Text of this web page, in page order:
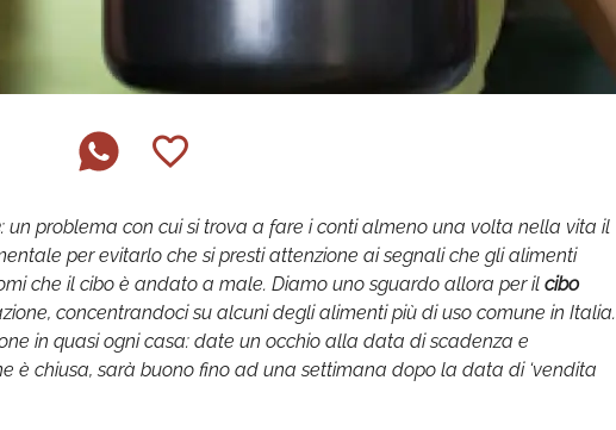
: un problema con cui si trova a fare i conti almeno una volta nella vita il
per evitarlo che si presti attenzione ai segnali che gli alimenti
che il cibo è andato a male. Diamo uno sguardo allora per il cibo
concentrandoci su alcuni degli alimenti più di uso comune in Italia.
in quasi ogni casa: date un occhio alla data di scadenza e
è chiusa, sarà buono fino ad una settimana dopo la data di ‘vendita